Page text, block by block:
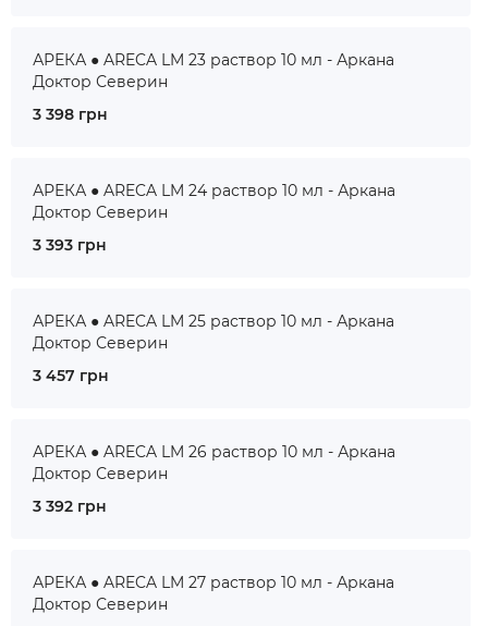
АРЕКА ● ARECA LM 23 раствор 10 мл - Аркана
Доктор Северин
3 398 грн
АРЕКА ● ARECA LM 24 раствор 10 мл - Аркана
Доктор Северин
3 393 грн
АРЕКА ● ARECA LM 25 раствор 10 мл - Аркана
Доктор Северин
3 457 грн
АРЕКА ● ARECA LM 26 раствор 10 мл - Аркана
Доктор Северин
3 392 грн
АРЕКА ● ARECA LM 27 раствор 10 мл - Аркана
Доктор Северин